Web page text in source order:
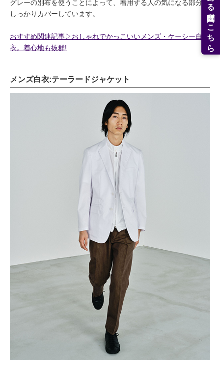
グレーの別布を使うことによって、着用する人の気になる部分も
しっかりカバーしています。
おすすめ関連記事▷おしゃれでかっこいいメンズ・ケーシー白
衣。着心地も抜群!
メンズ白衣:テーラードジャケット